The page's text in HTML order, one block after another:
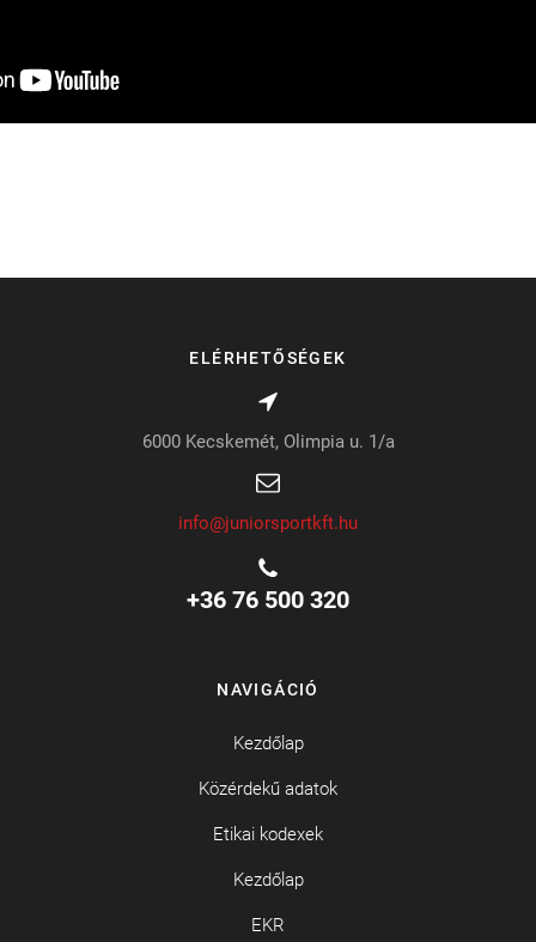
ELÉRHETŐSÉGEK
6000 Kecskemét, Olimpia u. 1/a
info@juniorsportkft.hu
+36 76 500 320
NAVIGÁCIÓ
Kezdőlap
Közérdekű adatok
Etikai kodexek
Kezdőlap
EKR